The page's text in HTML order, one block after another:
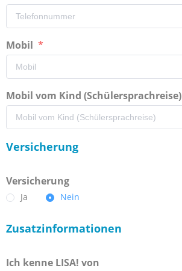
Mobil
Mobil vom Kind (Schülersprachreise)
Versicherung
Versicherung
Ja Nein
Zusatzinformationen
Ich kenne LISA! von